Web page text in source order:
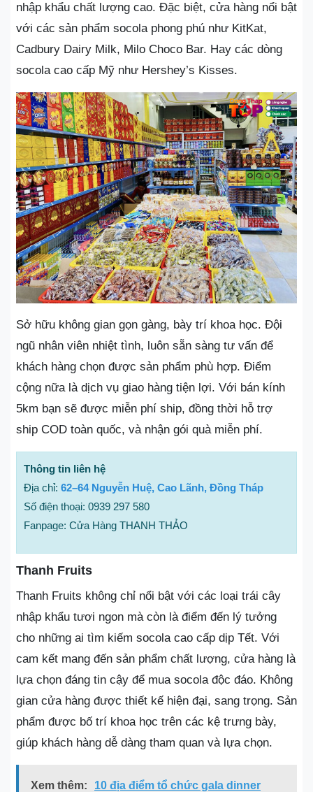
nhập khẩu chất lượng cao. Đặc biệt, cửa hàng nổi bật
với các sản phẩm socola phong phú như KitKat,
Cadbury Dairy Milk, Milo Choco Bar. Hay các dòng
socola cao cấp Mỹ như Hershey’s Kisses.
Sở hữu không gian gọn gàng, bày trí khoa học. Đội
ngũ nhân viên nhiệt tình, luôn sẵn sàng tư vấn để
khách hàng chọn được sản phẩm phù hợp. Điểm
cộng nữa là dịch vụ giao hàng tiện lợi. Với bán kính
5km bạn sẽ được miễn phí ship, đồng thời hỗ trợ
ship COD toàn quốc, và nhận gói quà miễn phí.
Thông tin liên hệ
Địa chỉ: 62–64 Nguyễn Huệ, Cao Lãnh, Đồng Tháp
Số điện thoại: 0939 297 580
Fanpage: Cửa Hàng THANH THẢO
Thanh Fruits
Thanh Fruits không chỉ nổi bật với các loại trái cây
nhập khẩu tươi ngon mà còn là điểm đến lý tưởng
cho những ai tìm kiếm socola cao cấp dịp Tết. Với
cam kết mang đến sản phẩm chất lượng, cửa hàng là
lựa chọn đáng tin cậy để mua socola độc đáo. Không
gian cửa hàng được thiết kế hiện đại, sang trọng. Sản
phẩm được bố trí khoa học trên các kệ trưng bày,
giúp khách hàng dễ dàng tham quan và lựa chọn.
Xem thêm:
10 địa điểm tổ chức gala dinner